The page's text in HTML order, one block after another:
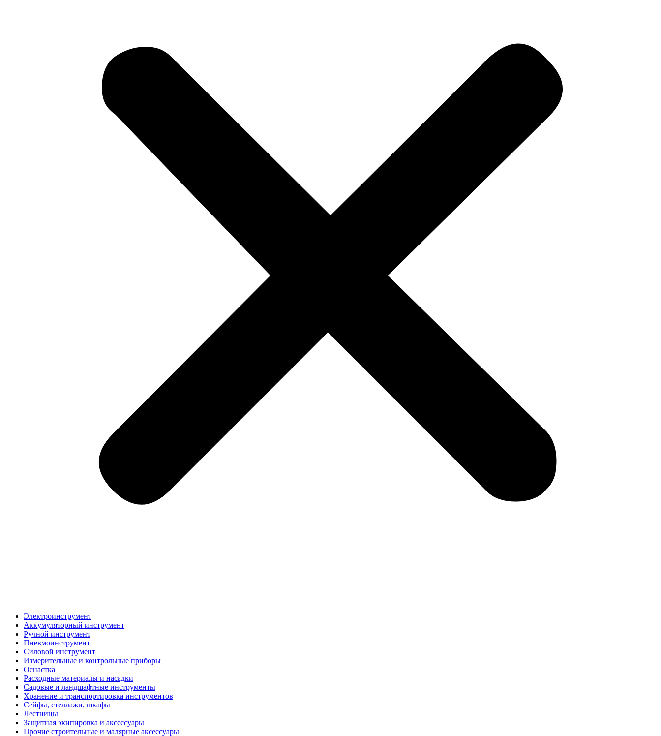
Электроинструмент
Аккумуляторный инструмент
Ручной инструмент
Пневмоинструмент
Силовой инструмент
Измерительные и контрольные приборы
Оснастка
Расходные материалы и насадки
Садовые и ландшафтные инструменты
Хранение и транспортировка инструментов
Сейфы, стеллажи, шкафы
Лестницы
Защитная экипировка и аксессуары
Прочие строительные и малярные аксессуары